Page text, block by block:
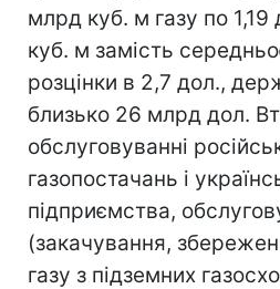
млрд куб. м газу по 1,19
куб. м замість
розцінки в 2,7 дол.,
близько 26 млрд дол.
обслуговуванні
газопостачань і
підприємства,
(закачування,
газу з підземних